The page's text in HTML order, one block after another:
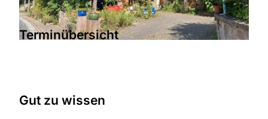
Terminübersicht
Gut zu wissen